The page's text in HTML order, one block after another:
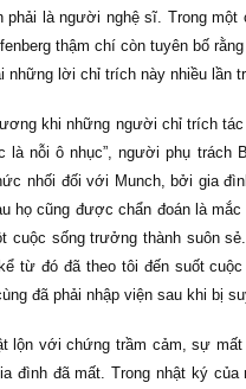
là người nghệ sĩ. Trong
thậm chí còn tuyên bố
những lời chỉ trích này nhiều lần
khi những người chỉ trích
là nỗi ô nhục”, người phụ
nhối đối với Munch, bởi gia
họ cũng được chẩn đoán là
cuộc sống trưởng thành suôn
từ đó đã theo tôi đến suốt
đã phải nhập viện sau khi bị
lộn với chứng trầm cảm, sự
đình đã mất. Trong nhật ký